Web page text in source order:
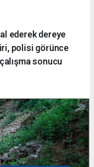
ederek dereye
polisi görünce
sonucu